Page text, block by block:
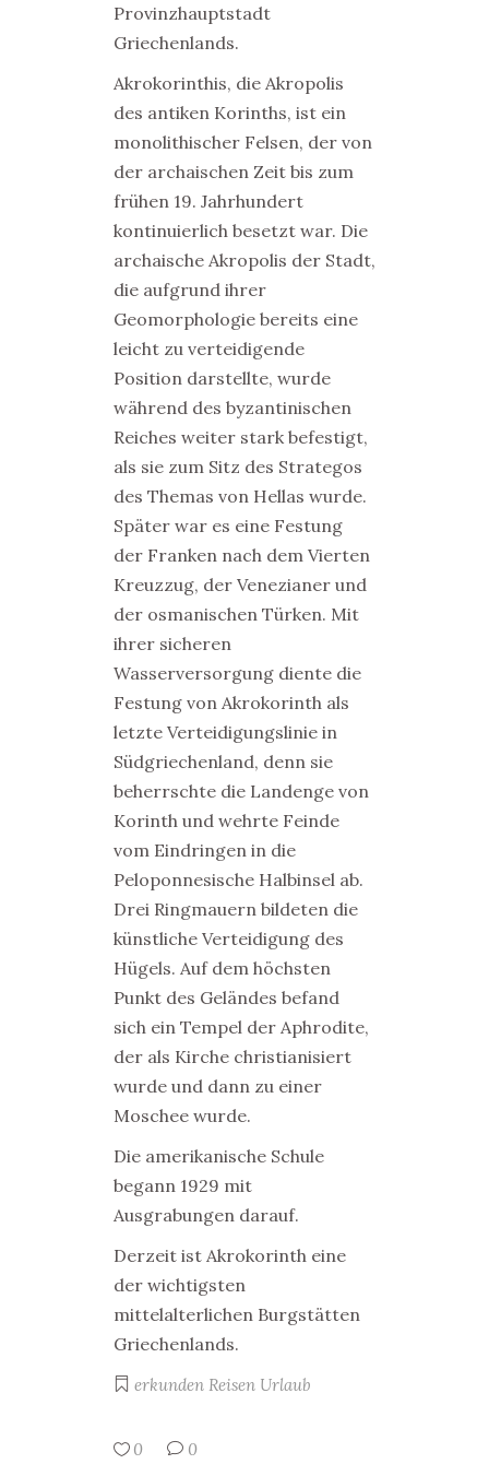
Provinzhauptstadt
Griechenlands.
Akrokorinthis, die Akropolis
des antiken Korinths, ist ein
monolithischer Felsen, der von
der archaischen Zeit bis zum
frühen 19. Jahrhundert
kontinuierlich besetzt war. Die
archaische Akropolis der Stadt,
die aufgrund ihrer
Geomorphologie bereits eine
leicht zu verteidigende
Position darstellte, wurde
während des byzantinischen
Reiches weiter stark befestigt,
als sie zum Sitz des Strategos
des Themas von Hellas wurde.
Später war es eine Festung
der Franken nach dem Vierten
Kreuzzug, der Venezianer und
der osmanischen Türken. Mit
ihrer sicheren
Wasserversorgung diente die
Festung von Akrokorinth als
letzte Verteidigungslinie in
Südgriechenland, denn sie
beherrschte die Landenge von
Korinth und wehrte Feinde
vom Eindringen in die
Peloponnesische Halbinsel ab.
Drei Ringmauern bildeten die
künstliche Verteidigung des
Hügels. Auf dem höchsten
Punkt des Geländes befand
sich ein Tempel der Aphrodite,
der als Kirche christianisiert
wurde und dann zu einer
Moschee wurde.
Die amerikanische Schule
begann 1929 mit
Ausgrabungen darauf.
Derzeit ist Akrokorinth eine
der wichtigsten
mittelalterlichen Burgstätten
Griechenlands.
erkunden Reisen Urlaub
0 0